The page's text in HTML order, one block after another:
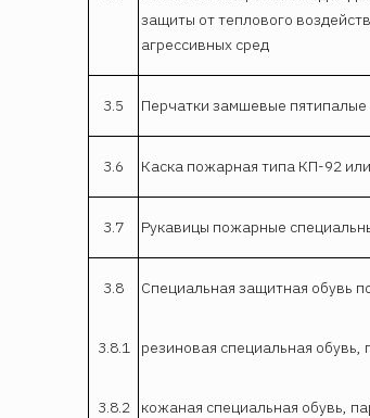
защиты от теплового
агрессивных сред
3.5 Перчатки замшевые
3.6 Каска пожарная типа КП-92
3.7 Рукавицы пожарные
3.8 Специальная защитная обувь
3.8.1 резиновая специальная обувь,
3.8.2 кожаная специальная обувь,